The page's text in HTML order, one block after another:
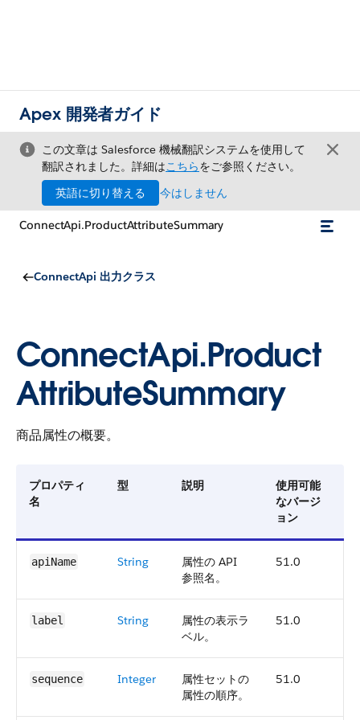
Apex 開発者ガイド
この文章は Salesforce 機械翻訳システムを使用して
翻訳されました。詳細はこちらをご参照ください。
英語に切り替える
今はしません
ConnectApi.ProductAttributeSummary
ConnectApi 出力クラス
ConnectApi.Product
AttributeSummary
商品属性の概要。
プロパティ
名
型 説明
使用可能
なバージ
ョン
apiName String
属性の API
参照名。
51.0
label String
属性の表示ラ
ベル。
51.0
sequence Integer
属性セットの
属性の順序。
51.0